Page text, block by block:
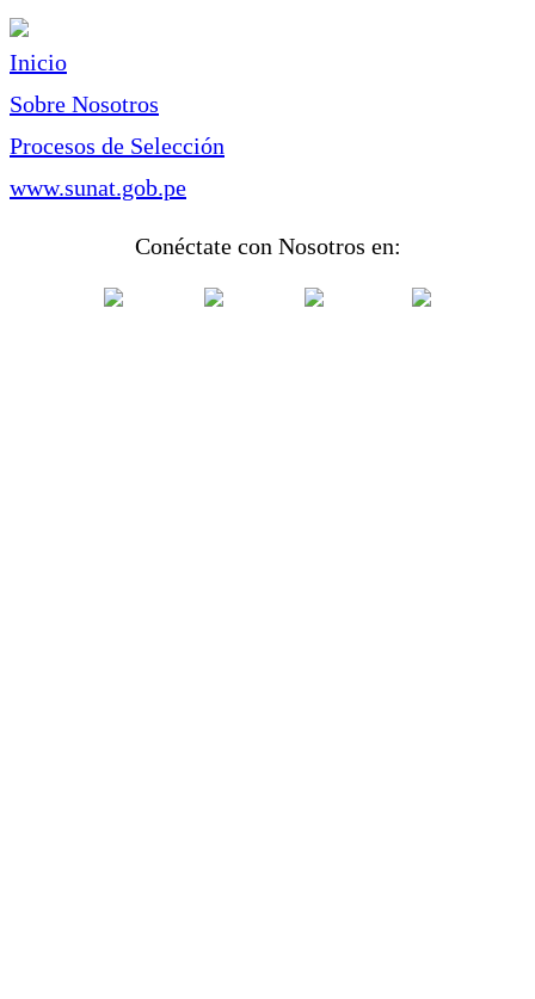
Inicio
Sobre Nosotros
Procesos de Selección
www.sunat.gob.pe
Conéctate con Nosotros en: